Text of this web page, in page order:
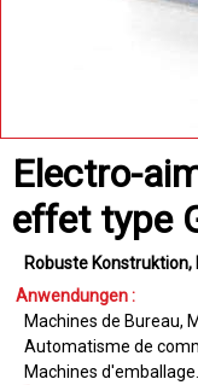
Electro-
effet type
Robuste Konstruktion
Anwendungen :
Machines de Bureau
Automatisme de
Machines d'emballage